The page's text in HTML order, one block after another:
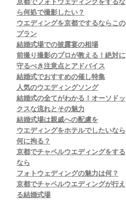
ら何処で撮影したい？
ウエディングを京都でするならこの
プラン
結婚式場での披露宴の相場
前撮り撮影のプロが教える！絶対に
守るべき注意点とアドバイス
結婚式でおすすめの催し特集
人気のウエディングソング
結婚式の全てがわかる！オーソドッ
クスな流れとその魅力
結婚式場は親戚への配慮を
ウエディングをホテルでしたいなら
何に拘る？
京都でチャペルウエディングをする
なら
フォトウェディングの魅力は何？
京都でチャペルウエディングが行え
る結婚式場